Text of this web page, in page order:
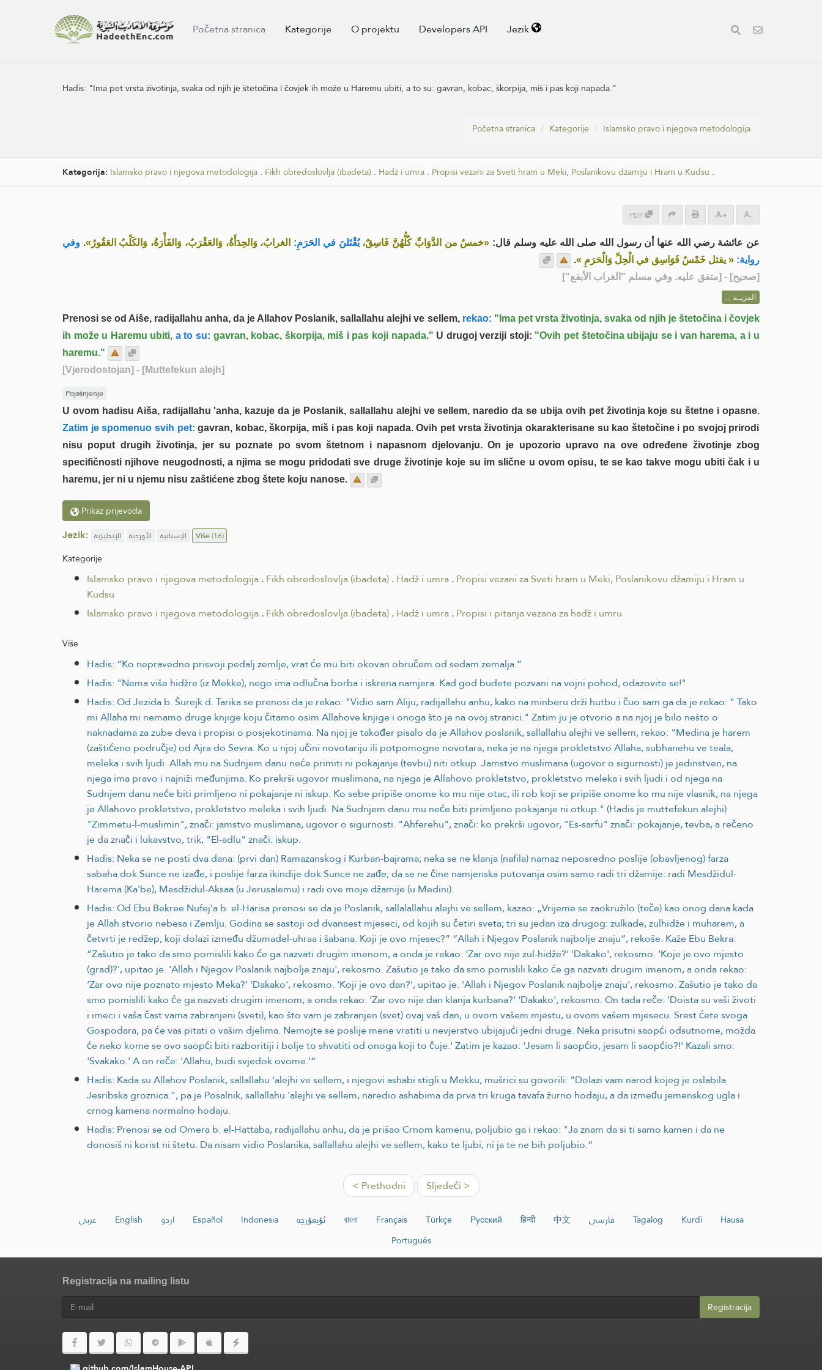
Početna stranica Kategorije O projektu Developers API Jezik
Hadis: "Ima pet vrsta životinja, svaka od njih je štetočina i čovjek ih može u Haremu ubiti, a to su: gavran, kobac, škorpija, miš i pas koji napada."
Početna stranica Kategorije Islamsko pravo i njegova metodologija
Kategorija: Islamsko pravo i njegova metodologija . Fikh obredoslovlja (ibadeta) . Hadž i umra . Propisi vezani za Sveti hram u Meki, Poslanikovu džamiju i Hram u Kudsu .
PDF + -
عن عائشة رضي الله عنها أن رسول الله صلى الله عليه وسلم قال: «خمسٌ من الدَّوَابِّ كُلُّهُنَّ فَاسِقٌ، يُقْتَلنَ في الحَرَمِ: الغرابُ، وَالحِدَأَةُ، وَالعَقْرَبُ، وَالفَأْرَةُ، وَالكَلْبُ العَقُورُ». وفي
رواية: « يقتل خَمْسٌ فَوَاسِق في الْحِلِّ وَالْحَرَمِ ».
[صحيح] - [متفق عليه. وفي مسلم "الغراب الأبقع"]
المزيــد ...
Prenosi se od Aiše, radijallahu anha, da je Allahov Poslanik, sallallahu alejhi ve sellem,rekao: "Ima pet vrsta životinja, svaka od njih je štetočina i čovjek
ih može u Haremu ubiti, a to su: gavran, kobac, škorpija, miš i pas koji napada." U drugoj verziji stoji: "Ovih pet štetočina ubijaju se i van harema, a i u
haremu."
[Vjerodostojan] - [Muttefekun alejh]
Pojašnjenje
U ovom hadisu Aiša, radijallahu 'anha, kazuje da je Poslanik, sallallahu alejhi ve sellem, naredio da se ubija ovih pet životinja koje su štetne i opasne.
Zatim je spomenuo svih pet: gavran, kobac, škorpija, miš i pas koji napada. Ovih pet vrsta životinja okarakterisane su kao štetočine i po svojoj prirodi
nisu poput drugih životinja, jer su poznate po svom štetnom i napasnom djelovanju. On je upozorio upravo na ove određene životinje zbog
specifičnosti njihove neugodnosti, a njima se mogu pridodati sve druge životinje koje su im slične u ovom opisu, te se kao takve mogu ubiti čak i u
haremu, jer ni u njemu nisu zaštićene zbog štete koju nanose.
Prikaz prijevoda
Jezik: الإنجليزية الأوردية الإسبانية Više(16)
Kategorije
Islamsko pravo i njegova metodologija.Fikh obredoslovlja (ibadeta).Hadž i umra.Propisi vezani za Sveti hram u Meki, Poslanikovu džamiju i Hram u
Kudsu
Islamsko pravo i njegova metodologija.Fikh obredoslovlja (ibadeta).Hadž i umra.Propisi i pitanja vezana za hadž i umru
Više
Hadis: “Ko nepravedno prisvoji pedalj zemlje, vrat će mu biti okovan obručem od sedam zemalja.”
Hadis: "Nema više hidžre (iz Mekke), nego ima odlučna borba i iskrena namjera. Kad god budete pozvani na vojni pohod, odazovite se!"
Hadis: Od Jezida b. Šurejk d. Tarika se prenosi da je rekao: "Vidio sam Aliju, radijallahu anhu, kako na minberu drži hutbu i čuo sam ga da je rekao: " Tako
mi Allaha mi nemamo druge knjige koju čitamo osim Allahove knjige i onoga što je na ovoj stranici." Zatim ju je otvorio a na njoj je bilo nešto o
naknadama za zube deva i propisi o posjekotinama. Na njoj je također pisalo da je Allahov poslanik, sallallahu alejhi ve sellem, rekao: "Medina je harem
(zaštićeno područje) od Ajra do Sevra. Ko u njoj učini novotariju ili potpomogne novotara, neka je na njega prokletstvo Allaha, subhanehu ve teala,
meleka i svih ljudi. Allah mu na Sudnjem danu neće primiti ni pokajanje (tevbu) niti otkup. Jamstvo muslimana (ugovor o sigurnosti) je jedinstven, na
njega ima pravo i najniži međunjima. Ko prekrši ugovor muslimana, na njega je Allahovo prokletstvo, prokletstvo meleka i svih ljudi i od njega na
Sudnjem danu neće biti primljeno ni pokajanje ni iskup. Ko sebe pripiše onome ko mu nije otac, ili rob koji se pripiše onome ko mu nije vlasnik, na njega
je Allahovo prokletstvo, prokletstvo meleka i svih ljudi. Na Sudnjem danu mu neće biti primljeno pokajanje ni otkup." (Hadis je muttefekun alejhi)
"Zimmetu-l-muslimin", znači: jamstvo muslimana, ugovor o sigurnosti. "Ahferehu", znači: ko prekrši ugovor, "Es-sarfu" znači: pokajanje, tevba, a rečeno
je da znači i lukavstvo, trik, "El-adlu" znači: iskup.
Hadis: Neka se ne posti dva dana: (prvi dan) Ramazanskog i Kurban-bajrama; neka se ne klanja (nafila) namaz neposredno poslije (obavljenog) farza
sabaha dok Sunce ne izađe, i poslije farza ikindije dok Sunce ne zađe; da se ne čine namjenska putovanja osim samo radi tri džamije: radi Mesdžidul-
Harema (Ka'be), Mesdžidul-Aksaa (u Jerusalemu) i radi ove moje džamije (u Medini).
Hadis: Od Ebu Bekree Nufej’a b. el-Harisa prenosi se da je Poslanik, sallalallahu alejhi ve sellem, kazao: „Vrijeme se zaokružilo (teče) kao onog dana kada
je Allah stvorio nebesa i Zemlju. Godina se sastoji od dvanaest mjeseci, od kojih su četiri sveta; tri su jedan iza drugog: zulkade, zulhidže i muharem, a
četvrti je redžep, koji dolazi između džumadel-uhraa i šabana. Koji je ovo mjesec?” “Allah i Njegov Poslanik najbolje znaju”, rekoše. Kaže Ebu Bekra:
“Zašutio je tako da smo pomislili kako će ga nazvati drugim imenom, a onda je rekao: 'Zar ovo nije zul-hidže?' 'Dakako', rekosmo. 'Koje je ovo mjesto
(grad)?', upitao je. 'Allah i Njegov Poslanik najbolje znaju', rekosmo. Zašutio je tako da smo pomislili kako će ga nazvati drugim imenom, a onda rekao:
‘Zar ovo nije poznato mjesto Meka?' 'Dakako', rekosmo. 'Koji je ovo dan?', upitao je. 'Allah i Njegov Poslanik najbolje znaju', rekosmo. Zašutio je tako da
smo pomislili kako će ga nazvati drugim imenom, a onda rekao: 'Zar ovo nije dan klanja kurbana?' 'Dakako', rekosmo. On tada reče: 'Doista su vaši životi
i imeci i vaša čast vama zabranjeni (sveti), kao što vam je zabranjen (svet) ovaj vaš dan, u ovom vašem mjestu, u ovom vašem mjesecu. Srest ćete svoga
Gospodara, pa će vas pitati o vašim djelima. Nemojte se poslije mene vratiti u nevjerstvo ubijajući jedni druge. Neka prisutni saopći odsutnome, možda
će neko kome se ovo saopći biti razboritiji i bolje to shvatiti od onoga koji to čuje.' Zatim je kazao: 'Jesam li saopćio, jesam li saopćio?!' Kazali smo:
'Svakako.' A on reče: 'Allahu, budi svjedok ovome.'“
Hadis: Kada su Allahov Poslanik, sallallahu 'alejhi ve sellem, i njegovi ashabi stigli u Mekku, mušrici su govorili: "Dolazi vam narod kojeg je oslabila
Jesribska groznica.", pa je Posalnik, sallallahu 'alejhi ve sellem, naredio ashabima da prva tri kruga tavafa žurno hodaju, a da između jemenskog ugla i
crnog kamena normalno hodaju.
Hadis: Prenosi se od Omera b. el-Hattaba, radijallahu anhu, da je prišao Crnom kamenu, poljubio ga i rekao: "Ja znam da si ti samo kamen i da ne
donosiš ni korist ni štetu. Da nisam vidio Poslanika, sallallahu alejhi ve sellem, kako te ljubi, ni ja te ne bih poljubio.“
< Prethodni Sljedeći >
عربي English اردو Español Indonesia ئۇيغۇرچە বাংলা Français Türkçe Русский हिन्दी 中文 فارسی Tagalog Kurdî
Hausa
Português
Registracija na mailing listu
Registracija